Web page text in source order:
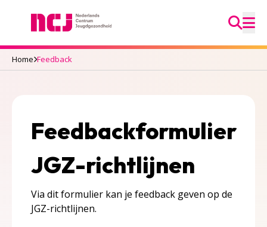
Ga
Home Feedback
Feedbackformulier
JGZ-richtlijnen
Via dit formulier kan je feedback geven op de
JGZ-richtlijnen.